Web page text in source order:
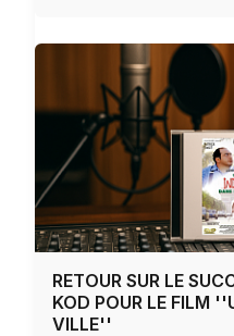
RETOUR SUR LE
KOD POUR LE FILM
VILLE''